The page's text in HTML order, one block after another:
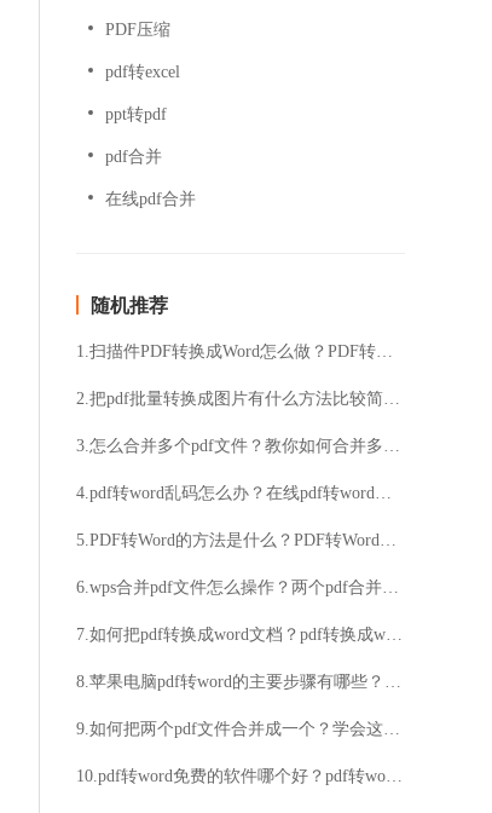
PDF压缩
pdf转excel
ppt转pdf
pdf合并
在线pdf合并
随机推荐
1.扫描件PDF转换成Word怎么做？PDF转换成Word的小方法
2.把pdf批量转换成图片有什么方法比较简单？pdf批量转换成图片图文方法详解
3.怎么合并多个pdf文件？教你如何合并多个pdf文件
4.pdf转word乱码怎么办？在线pdf转word操作方法介绍
5.PDF转Word的方法是什么？PDF转Word方法介绍
6.wps合并pdf文件怎么操作？两个pdf合并方法分享
7.如何把pdf转换成word文档？pdf转换成word最有效的方法详解
8.苹果电脑pdf转word的主要步骤有哪些？看完介绍就清楚了
9.如何把两个pdf文件合并成一个？学会这个方法就够了
10.pdf转word免费的软件哪个好？pdf转word教程